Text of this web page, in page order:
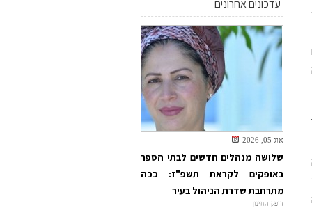
עדכונים אחרונים
אוג 05, 2026
שלושה מנהלים חדשים לבתי הספר
באופקים לקראת תשפ"ז: ככה
מתרחבת שדרת הניהול בעיר
דופק החינוך